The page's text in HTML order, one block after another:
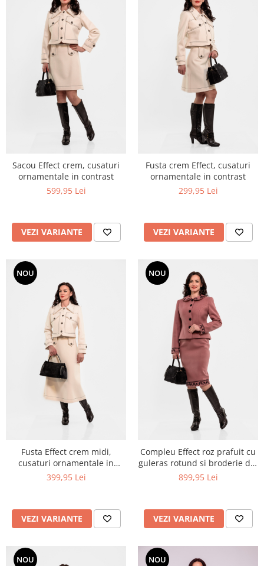
Sacou Effect crem, cusaturi
ornamentale in contrast
599,95 Lei
VEZI VARIANTE
Fusta crem Effect, cusaturi
ornamentale in contrast
299,95 Lei
VEZI VARIANTE
NOU
Fusta Effect crem midi,
cusaturi ornamentale in
contrast
399,95 Lei
VEZI VARIANTE
NOU
Compleu Effect roz prafuit cu
guleras rotund si broderie din
snur
899,95 Lei
VEZI VARIANTE
NOU NOU